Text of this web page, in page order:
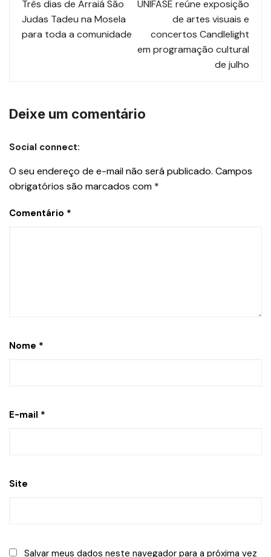
Três dias de Arraiá São
Judas Tadeu na Mosela
para toda a comunidade
UNIFASE reúne exposição
de artes visuais e
concertos Candlelight
em programação cultural
de julho
Deixe um comentário
Social connect:
O seu endereço de e-mail não será publicado. Campos
obrigatórios são marcados com *
Comentário *
Nome *
E-mail *
Site
Salvar meus dados neste navegador para a próxima vez